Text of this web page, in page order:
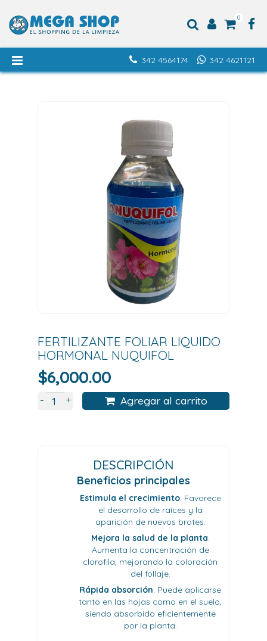
0
342 4621121
342 4564174
FERTILIZANTE FOLIAR LIQUIDO
HORMONAL NUQUIFOL
$6,000.00
- + Agregar al carrito
DESCRIPCIÓN
Beneficios principales
Estimula el crecimiento: Favorece
el desarrollo de raíces y la
aparición de nuevos brotes.
Mejora la salud de la planta:
Aumenta la concentración de
clorofila, mejorando la coloración
del follaje.
Rápida absorción: Puede aplicarse
tanto en las hojas como en el suelo,
siendo absorbido eficientemente
por la planta.